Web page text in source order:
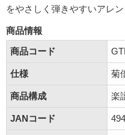
をやさしく弾きやすいアレン
商品情報
商品コード
仕様 菊
商品構成 楽
JANコード